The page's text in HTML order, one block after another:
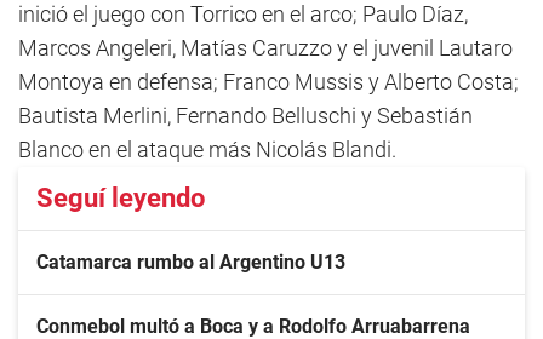
inició el juego con Torrico en el arco; Paulo Díaz,
Marcos Angeleri, Matías Caruzzo y el juvenil Lautaro
Montoya en defensa; Franco Mussis y Alberto Costa;
Bautista Merlini, Fernando Belluschi y Sebastián
Blanco en el ataque más Nicolás Blandi.
Seguí leyendo
Catamarca rumbo al Argentino U13
Conmebol multó a Boca y a Rodolfo Arruabarrena